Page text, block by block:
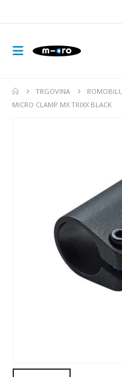
TRGOVINA ROMOBILI,
MICRO CLAMP MX TRIXX BLACK